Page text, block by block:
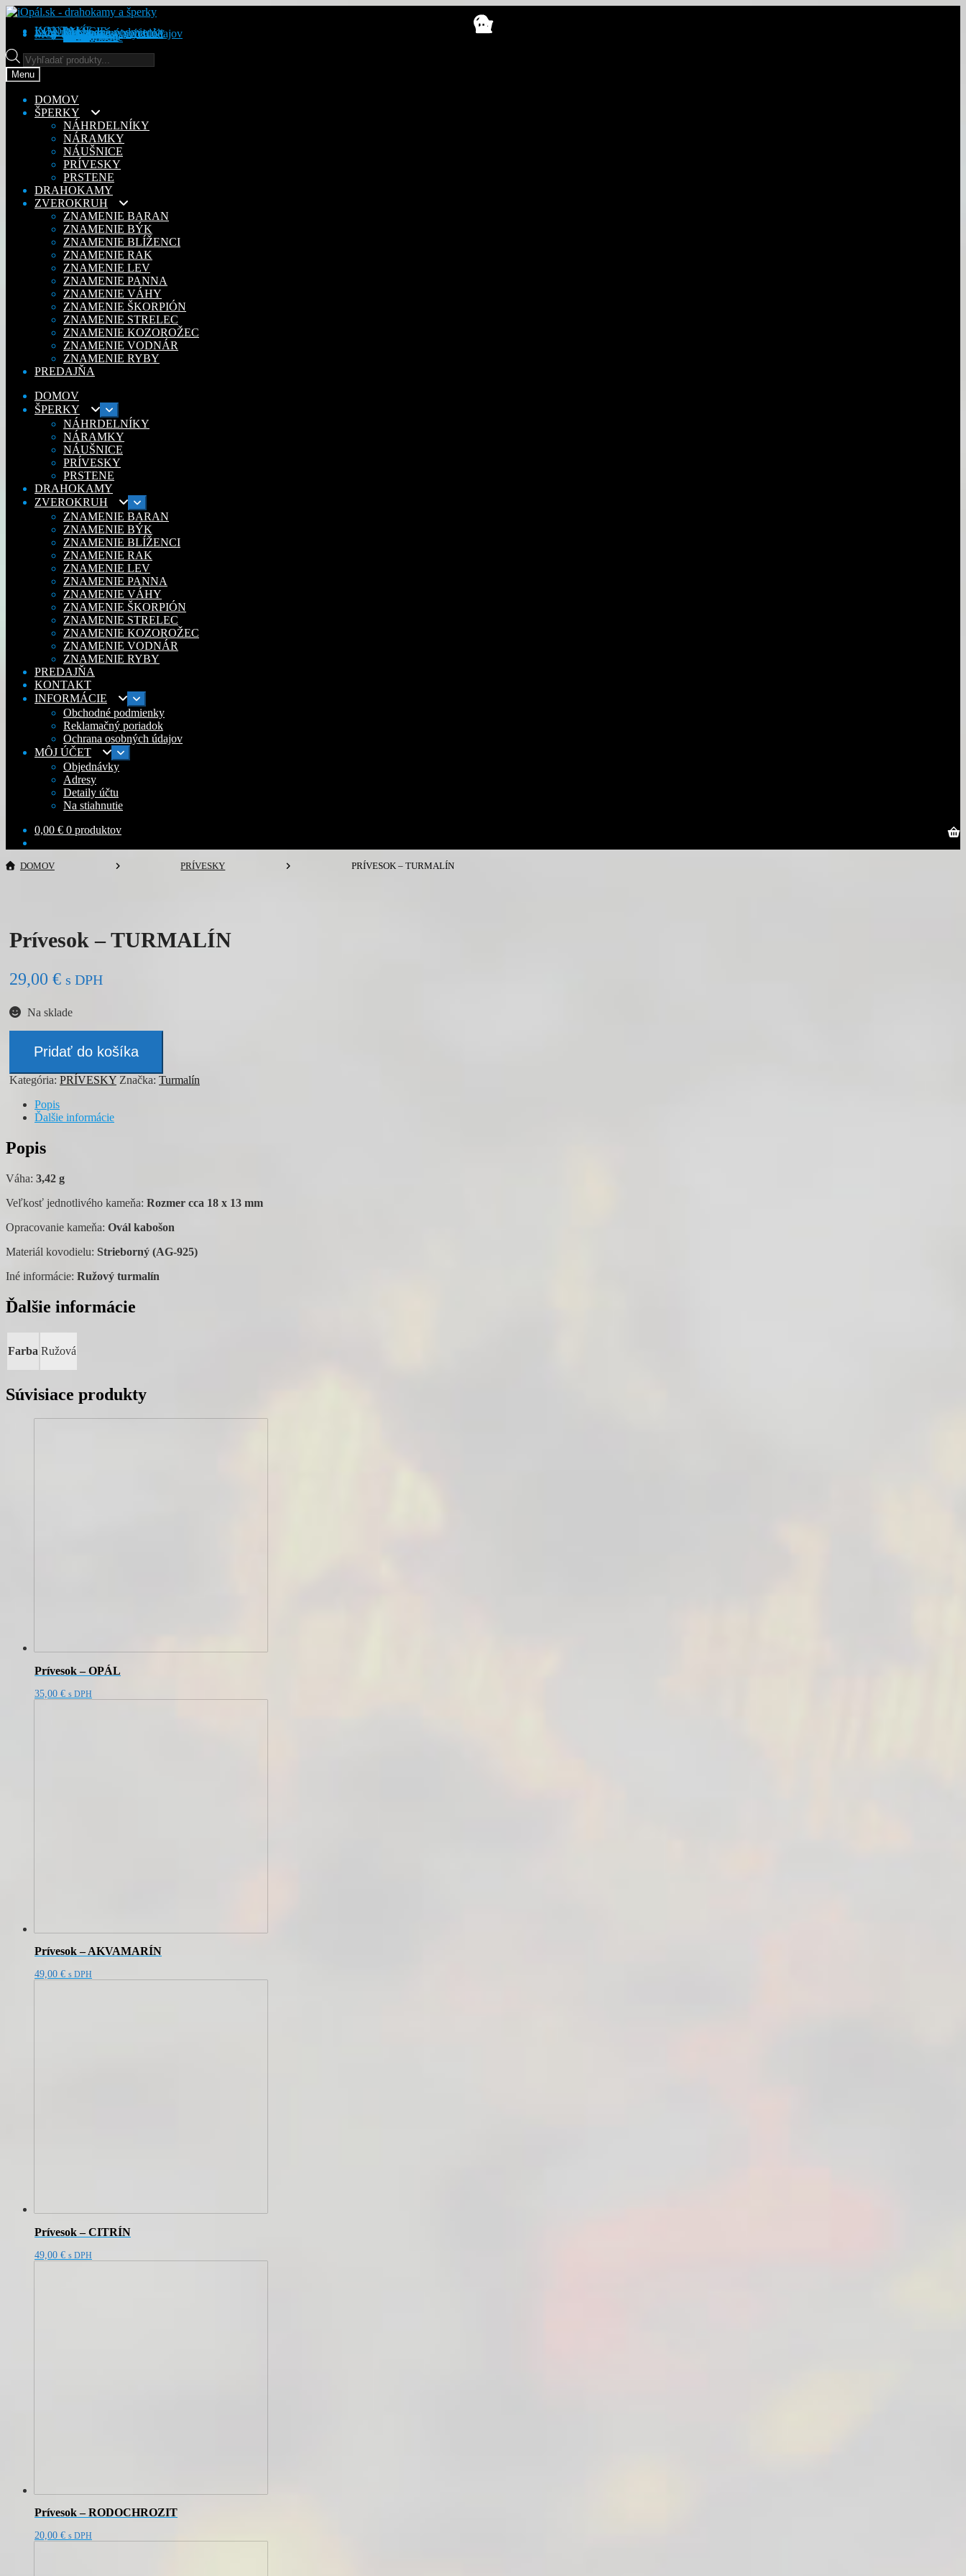
Preskočiť
navigáciu
Preskočiť
obsah
KONTAKT
INFORMÁCIE
Obchodné podmienky
Reklamačný poriadok
Ochrana osobných údajov
MÔJ ÚČETObjednávky
Adresy
Detaily účtu
Na stiahnutie
Products
search
Menu
DOMOV
ŠPERKY
NÁHRDELNÍKY
NÁRAMKY
NÁUŠNICE
PRÍVESKY
PRSTENE
DRAHOKAMY
ZVEROKRUH
ZNAMENIE BARAN
ZNAMENIE BÝK
ZNAMENIE BLÍŽENCI
ZNAMENIE RAK
ZNAMENIE LEV
ZNAMENIE PANNA
ZNAMENIE VÁHY
ZNAMENIE ŠKORPIÓN
ZNAMENIE STRELEC
ZNAMENIE KOZOROŽEC
ZNAMENIE VODNÁR
ZNAMENIE RYBY
PREDAJŇA
DOMOV
ŠPERKY
Rozbaliť
podradené
menu
NÁHRDELNÍKY
NÁRAMKY
NÁUŠNICE
PRÍVESKY
PRSTENE
DRAHOKAMY
ZVEROKRUH
Rozbaliť
podradené
menu
ZNAMENIE BARAN
ZNAMENIE BÝK
ZNAMENIE BLÍŽENCI
ZNAMENIE RAK
ZNAMENIE LEV
ZNAMENIE PANNA
ZNAMENIE VÁHY
ZNAMENIE ŠKORPIÓN
ZNAMENIE STRELEC
ZNAMENIE KOZOROŽEC
ZNAMENIE VODNÁR
ZNAMENIE RYBY
PREDAJŇA
KONTAKT
INFORMÁCIE
Rozbaliť
podradené
menu
Obchodné podmienky
Reklamačný poriadok
Ochrana osobných údajov
MÔJ ÚČET
Rozbaliť
podradené
menu
Objednávky
Adresy
Detaily účtu
Na stiahnutie
0,00 € 0 produktov
DOMOV PRÍVESKY PRÍVESOK – TURMALÍN
Prívesok – TURMALÍN
29,00 € s DPH
Na sklade
Prívesok
TURMALÍN
Pridať do košíka
Kategória: PRÍVESKY Značka: Turmalín
Popis
Ďalšie informácie
Popis
Váha: 3,42 g
Veľkosť jednotlivého kameňa: Rozmer cca 18 x 13 mm
Opracovanie kameňa: Ovál kabošon
Materiál kovodielu: Strieborný (AG-925)
Iné informácie: Ružový turmalín
Ďalšie informácie
Farba Ružová
Súvisiace produkty
Prívesok – OPÁL
35,00 € s DPH
Prívesok – AKVAMARÍN
49,00 € s DPH
Prívesok – CITRÍN
49,00 € s DPH
Prívesok – RODOCHROZIT
20,00 € s DPH